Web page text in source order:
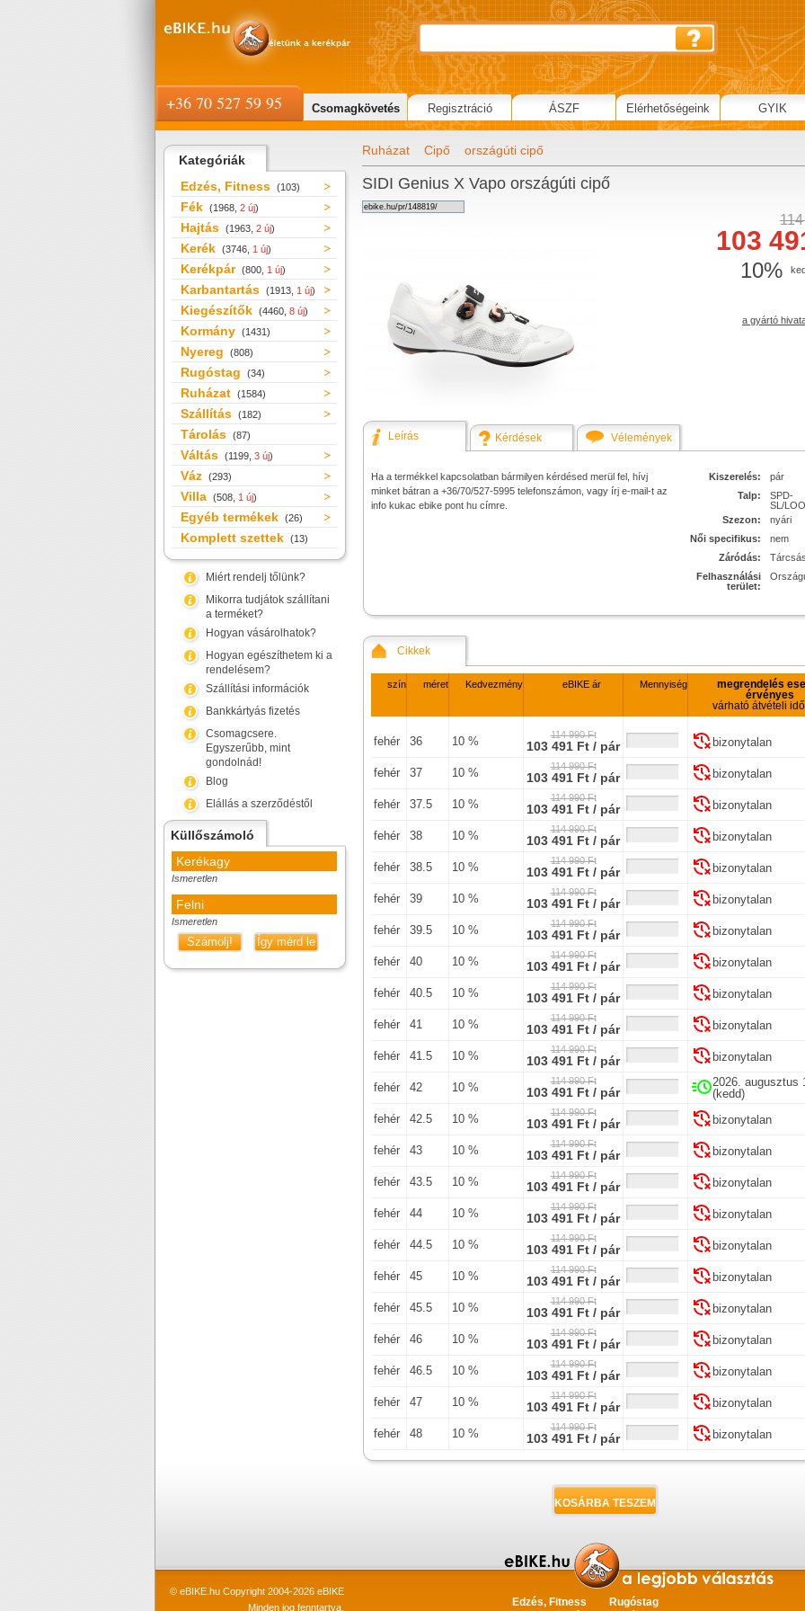
Kategóriák
Edzés, Fitness (103)
Fék (1968, 2 új)
Hajtás (1963, 2 új)
Kerék (3746, 1 új)
Kerékpár (800, 1 új)
Karbantartás (1913, 1 új)
Kiegészítők (4460, 8 új)
Kormány (1431)
Nyereg (808)
Rugóstag (34)
Ruházat (1584)
Szállítás (182)
Tárolás (87)
Váltás (1199, 3 új)
Váz (293)
Villa (508, 1 új)
Egyéb termékek (26)
Komplett szettek (13)
Miért rendelj tőlünk?
Mikorra tudjátok szállítani
a terméket?
Hogyan vásárolhatok?
Hogyan egészíthetem ki a
rendelésem?
Szállítási információk
Bankkártyás fizetés
Csomagcsere.
Egyszerűbb, mint
gondolnád!
Blog
Elállás a szerződéstől
Küllőszámoló
Kerékagy
Ismeretlen
Felni
Ismeretlen
Számolj! Így mérd le
Ruházat Cipő országúti cipő
SIDI Genius X Vapo országúti cipő
103
10%
a gyártó
Leírás Kérdések Vélemények
Ha a termékkel kapcsolatban bármilyen kérdésed merül fel, hívj
minket bátran a +36/70/527-5995 telefonszámon, vagy írj e-mail-t az
info kukac ebike pont hu címre.
Kiszerelés:
pár
Talp:
SPD-
SL/
Szezon:
nyári
Női specifikus:
nem
Záródás:
Felhasználási
terület:
Cikkek
szín méret Kedvezmény eBIKE ár Mennyiség
megrendelés
érvényes
várható átvételi
fehér 36 10 % 114 990 Ft
103 491 Ft / pár bizonytalan
fehér 37 10 % 114 990 Ft
103 491 Ft / pár bizonytalan
fehér 37.5 10 % 114 990 Ft
103 491 Ft / pár bizonytalan
fehér 38 10 % 114 990 Ft
103 491 Ft / pár bizonytalan
fehér 38.5 10 % 114 990 Ft
103 491 Ft / pár bizonytalan
fehér 39 10 % 114 990 Ft
103 491 Ft / pár bizonytalan
fehér 39.5 10 % 114 990 Ft
103 491 Ft / pár bizonytalan
fehér 40 10 % 114 990 Ft
103 491 Ft / pár bizonytalan
fehér 40.5 10 % 114 990 Ft
103 491 Ft / pár bizonytalan
fehér 41 10 % 114 990 Ft
103 491 Ft / pár bizonytalan
fehér 41.5 10 % 114 990 Ft
103 491 Ft / pár bizonytalan
fehér 42 10 % 114 990 Ft
103 491 Ft / pár
2026. augusztus
(kedd)
fehér
42.5 10 % 114 990 Ft
103 491 Ft / pár bizonytalan
fehér 43 10 % 114 990 Ft
103 491 Ft / pár bizonytalan
fehér 43.5 10 % 114 990 Ft
103 491 Ft / pár bizonytalan
fehér 44 10 % 114 990 Ft
103 491 Ft / pár bizonytalan
fehér 44.5 10 % 114 990 Ft
103 491 Ft / pár bizonytalan
fehér 45 10 % 114 990 Ft
103 491 Ft / pár bizonytalan
fehér 45.5 10 % 114 990 Ft
103 491 Ft / pár bizonytalan
fehér 46 10 % 114 990 Ft
103 491 Ft / pár bizonytalan
fehér 46.5 10 % 114 990 Ft
103 491 Ft / pár bizonytalan
fehér 47 10 % 114 990 Ft
103 491 Ft / pár bizonytalan
fehér 48 10 % 114 990 Ft
103 491 Ft / pár bizonytalan
+36 70 527 59 95 Csomagkövetés Regisztráció ÁSZF Elérhetőségeink GYIK
© eBIKE.hu Copyright 2004-2026 eBIKE
Minden jog fenntartva.
Edzés, Fitness
Rugóstag